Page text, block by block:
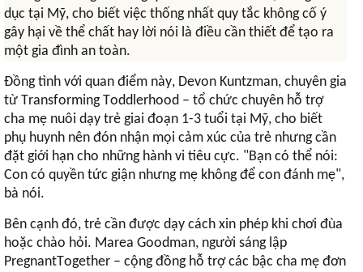
dục tại Mỹ, cho biết việc thống nhất quy tắc không cố ý
gây hại về thể chất hay lời nói là điều cần thiết để tạo ra
một gia đình an toàn.
Đồng tình với quan điểm này, Devon Kuntzman, chuyên gia
từ Transforming Toddlerhood – tổ chức chuyên hỗ trợ
cha mẹ nuôi dạy trẻ giai đoạn 1-3 tuổi tại Mỹ, cho biết
phụ huynh nên đón nhận mọi cảm xúc của trẻ nhưng cần
đặt giới hạn cho những hành vi tiêu cực. "Bạn có thể nói:
Con có quyền tức giận nhưng mẹ không để con đánh mẹ",
bà nói.
Bên cạnh đó, trẻ cần được dạy cách xin phép khi chơi đùa
hoặc chào hỏi. Marea Goodman, người sáng lập
PregnantTogether – cộng đồng hỗ trợ các bậc cha mẹ đơn